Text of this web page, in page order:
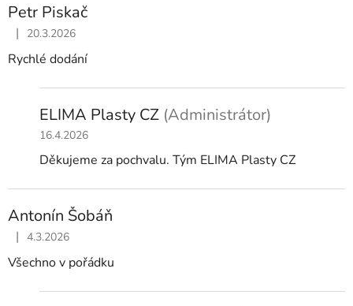
Petr Piskač
Hodnocení obchodu je 5 z 5 hvězdiček.
| 20.3.2026
Rychlé dodání
ELIMA Plasty CZ (Administrátor)
16.4.2026
Děkujeme za pochvalu. Tým ELIMA Plasty CZ
Antonín Šobáň
Hodnocení obchodu je 5 z 5 hvězdiček.
| 4.3.2026
Všechno v pořádku